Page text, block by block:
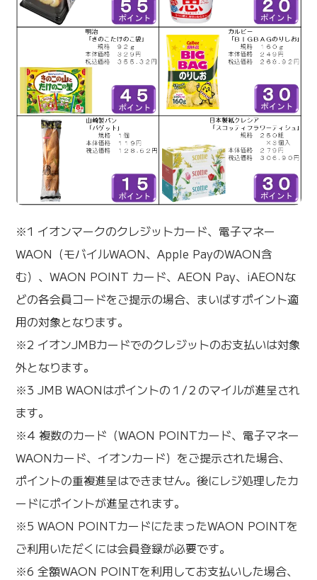
※1 イオンマークのクレジットカード、電子マネー
WAON（モバイルWAON、Apple PayのWAON含
む）、WAON POINT カード、AEON Pay、iAEONな
どの各会員コードをご提示の場合、まいばすポイント適
用の対象となります。
※2 イオンJMBカードでのクレジットのお支払いは対象
外となります。
※3 JMB WAONはポイントの１/２のマイルが進呈され
ます。
※4 複数のカード（WAON POINTカード、電子マネー
WAONカード、イオンカード）をご提示された場合、
ポイントの重複進呈はできません。後にレジ処理したカ
ードにポイントが進呈されます。
※5 WAON POINTカードにたまったWAON POINTを
ご利用いただくには会員登録が必要です。
※6 全額WAON POINTを利用してお支払いした場合、